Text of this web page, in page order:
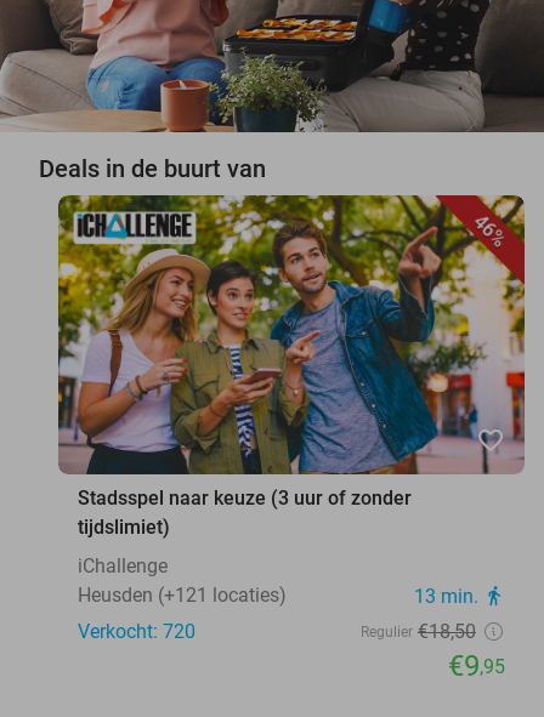
Deals in de buurt van
46%
favorite_border
Stadsspel naar keuze (3 uur of zonder
tijdslimiet)
iChallenge
Heusden (+121 locaties)
13 min. directions_walk
Verkocht: 720 Regulier €18,50
€9,95